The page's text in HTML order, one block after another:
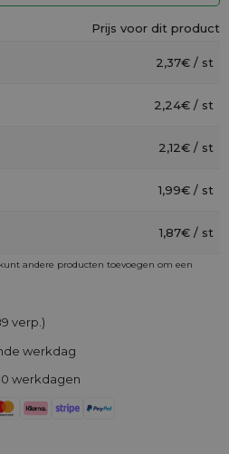
Prijs voor dit product
2,37€ / st
2,24€ / st
2,12€ / st
1,99€ / st
1,87€ / st
andere producten toevoegen om een
verp.)
werkdag
werkdagen